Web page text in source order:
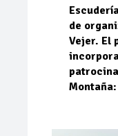
de
Vejer. El